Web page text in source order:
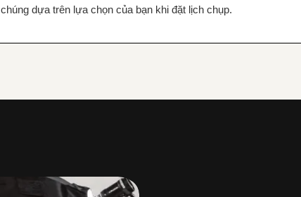
chúng dựa trên lựa chọn của bạn khi đặt lịch chụp.